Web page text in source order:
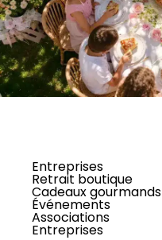
Entreprises
Retrait boutique
Cadeaux gourmands
Événements
Associations
Entreprises